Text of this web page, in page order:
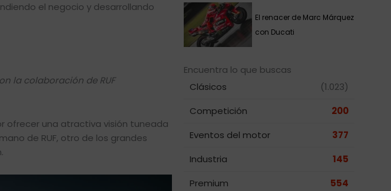
el negocio y desarrollando
la colaboración de RUF
ofrecer una atractiva visión tuneada
de RUF, otro de los grandes
El renacer de Marc Márquez
con Ducati
Encuentra lo que buscas
Clásicos
(1.023)
Competición
200
Eventos del motor
377
Industria
145
Premium
554